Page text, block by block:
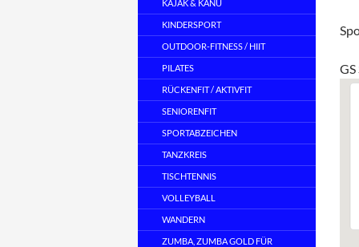
KAJAK & KANU
KINDERSPORT
OUTDOOR-FITNESS / HIIT
PILATES
RÜCKENFIT / AKTIVFIT
SENIORENFIT
SPORTABZEICHEN
TANZKREIS
TISCHTENNIS
VOLLEYBALL
WANDERN
ZUMBA, ZUMBA GOLD FÜR